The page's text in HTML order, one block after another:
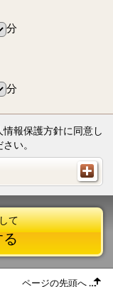
分
分
報保護方針に同意し
い。
て
ページの先頭へ